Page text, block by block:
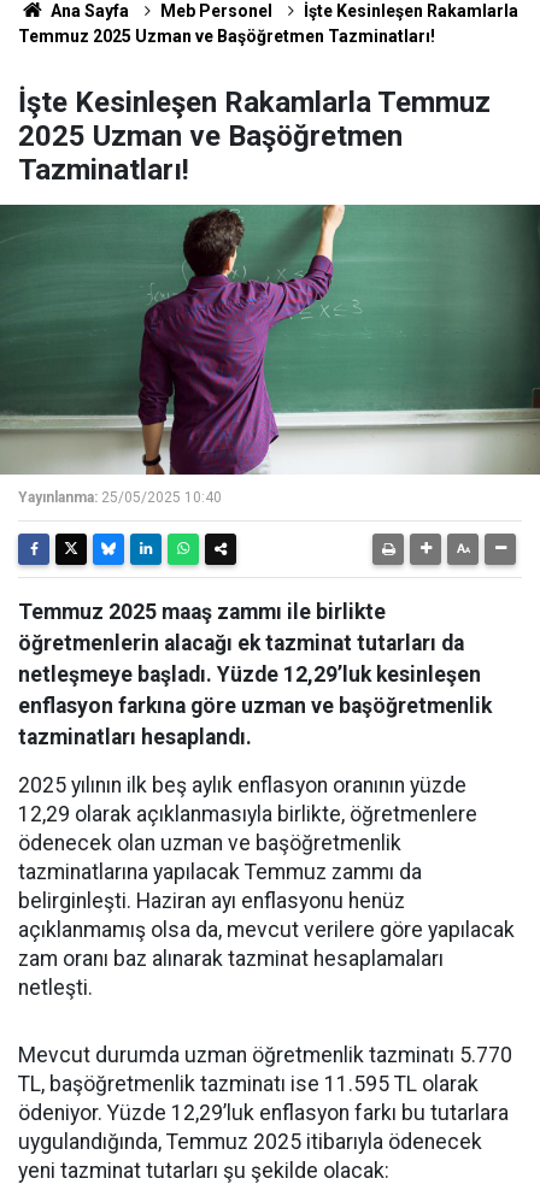
Ana Sayfa Meb Personel
İşte Kesinleşen Rakamlarla
Temmuz 2025 Uzman ve Başöğretmen Tazminatları!
İşte Kesinleşen Rakamlarla Temmuz
2025 Uzman ve Başöğretmen
Tazminatları!
Yayınlanma: 25/05/2025 10:40
Temmuz 2025 maaş zammı ile birlikte
öğretmenlerin alacağı ek tazminat tutarları da
netleşmeye başladı. Yüzde 12,29’luk kesinleşen
enflasyon farkına göre uzman ve başöğretmenlik
tazminatları hesaplandı.
2025 yılının ilk beş aylık enflasyon oranının yüzde
12,29 olarak açıklanmasıyla birlikte, öğretmenlere
ödenecek olan uzman ve başöğretmenlik
tazminatlarına yapılacak Temmuz zammı da
belirginleşti. Haziran ayı enflasyonu henüz
açıklanmamış olsa da, mevcut verilere göre yapılacak
zam oranı baz alınarak tazminat hesaplamaları
netleşti.
Mevcut durumda uzman öğretmenlik tazminatı 5.770
TL, başöğretmenlik tazminatı ise 11.595 TL olarak
ödeniyor. Yüzde 12,29’luk enflasyon farkı bu tutarlara
uygulandığında, Temmuz 2025 itibarıyla ödenecek
yeni tazminat tutarları şu şekilde olacak: